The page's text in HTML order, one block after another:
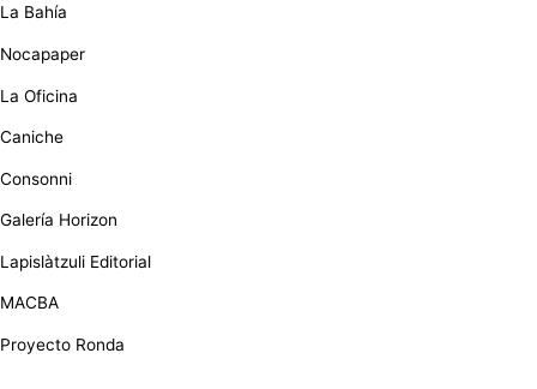
La Bahía
Nocapaper
La Oficina
Caniche
Consonni
Galería Horizon
Lapislàtzuli Editorial
MACBA
Proyecto Ronda